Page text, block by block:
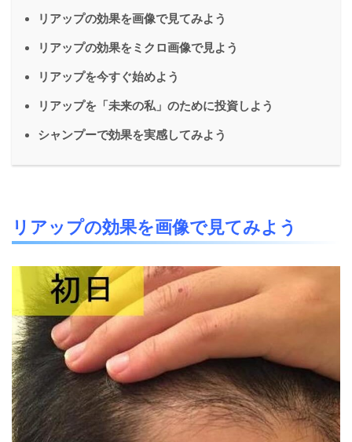
リアップの効果を画像で見てみよう
リアップの効果をミクロ画像で見よう
リアップを今すぐ始めよう
リアップを「未来の私」のために投資しよう
シャンプーで効果を実感してみよう
リアップの効果を画像で見てみよう